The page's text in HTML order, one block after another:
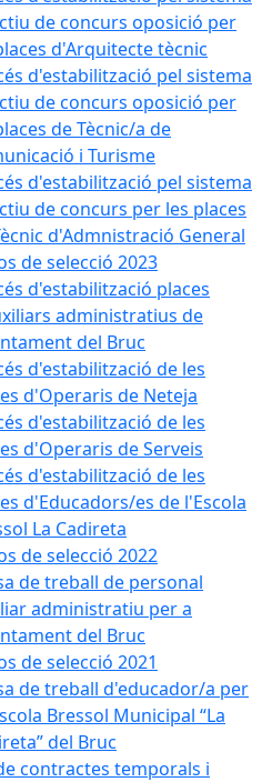
de concurs oposició per
d'Arquitecte tècnic
d'estabilització pel sistema
de concurs oposició per
de Tècnic/a de
i Turisme
d'estabilització pel sistema
de concurs per les places
d'Admnistració General
de selecció 2023
d'estabilització places
administratius de
del Bruc
d'estabilització de les
d'Operaris de Neteja
d'estabilització de les
d'Operaris de Serveis
d'estabilització de les
d'Educadors/es de l'Escola
La Cadireta
de selecció 2022
de treball de personal
administratiu per a
del Bruc
de selecció 2021
de treball d'educador/a per
Bressol Municipal “La
del Bruc
contractes temporals i